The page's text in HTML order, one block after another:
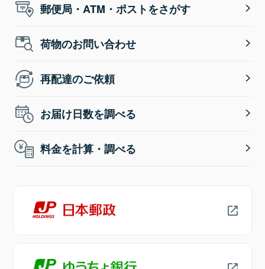
郵便局・ATM・ポストをさがす
荷物のお問い合わせ
再配達のご依頼
お届け日数を調べる
料金を計算・調べる